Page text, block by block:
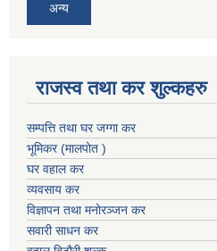
अन्य
राजस्व तथा कर शुल्कहरु
सम्पत्ति तथा घर जग्गा कर
भूमिकर (मालपोत )
घर वहाल कर
व्यवसाय कर
विज्ञापन तथा मनोरञ्जन कर
सवारी साधन कर